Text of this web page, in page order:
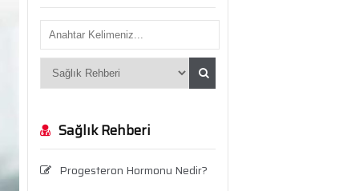
Sağlık Rehberi
Progesteron Hormonu Nedir?